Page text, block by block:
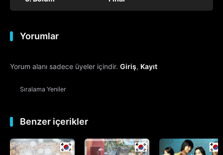
Yorumlar
Yorum alanı sadece üyeler içindir. Giriş, Kayıt
Sıralama Yeniler
Benzer içerikler